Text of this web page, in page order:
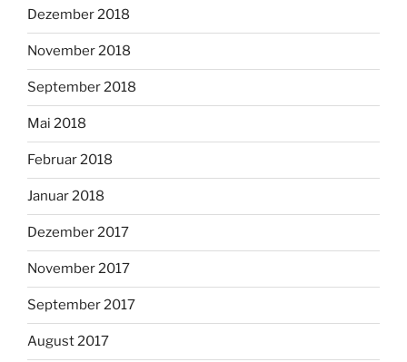
Dezember 2018
November 2018
September 2018
Mai 2018
Februar 2018
Januar 2018
Dezember 2017
November 2017
September 2017
August 2017